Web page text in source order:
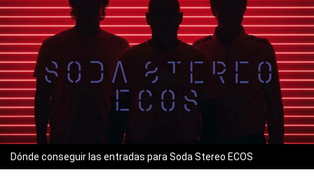
Dónde conseguir las entradas para Soda Stereo ECOS